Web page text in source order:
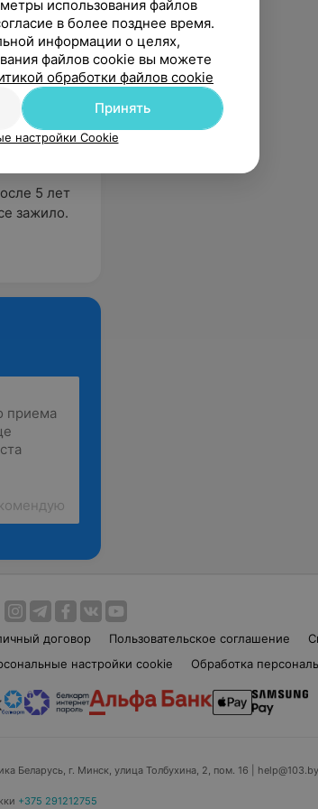
3
5 лет
зажило.
договор Пользовательское соглашение
настройки cookie Обработка
Беларусь, г. Минск, улица Толбухина, 2, пом. 16 | help@103.by
+375 291212755
использования файлов
в более позднее время.
информации о целях,
файлов cookie вы можете
обработки файлов cookie
Принять
настройки Cookie